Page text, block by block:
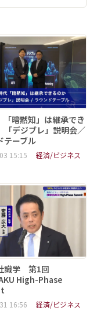
「暗黙知」は継承でき
デジブレ」説明会／
テーブル
15:15 経済/ビジネス
識学 第1回
High-Phase
16:56 経済/ビジネス